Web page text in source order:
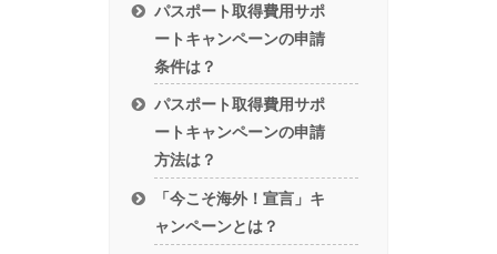
パスポート取得費用サポ
ートキャンペーンの申請
条件は？
パスポート取得費用サポ
ートキャンペーンの申請
方法は？
「今こそ海外！宣言」キ
ャンペーンとは？